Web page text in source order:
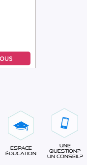
Espace
éducation
Une
question?
Un conseil?